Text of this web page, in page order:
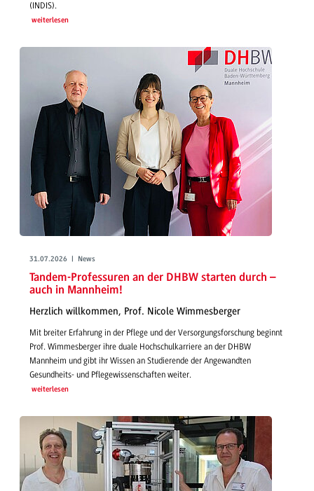
(INDIS).
weiterlesen
31.07.2026 | News
Tandem-Professuren an der DHBW starten durch –
auch in Mannheim!
Herzlich willkommen, Prof. Nicole Wimmesberger
Mit breiter Erfahrung in der Pflege und der Versorgungsforschung beginnt
Prof. Wimmesberger ihre duale Hochschulkarriere an der DHBW
Mannheim und gibt ihr Wissen an Studierende der Angewandten
Gesundheits- und Pflegewissenschaften weiter.
weiterlesen